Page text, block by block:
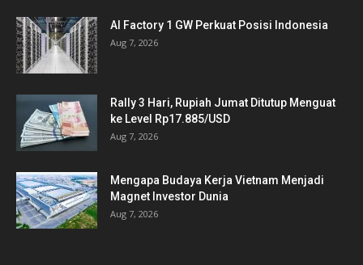
AI Factory 1 GW Perkuat Posisi Indonesia
Aug 7, 2026
Rally 3 Hari, Rupiah Jumat Ditutup Menguat
ke Level Rp17.885/USD
Aug 7, 2026
Mengapa Budaya Kerja Vietnam Menjadi
Magnet Investor Dunia
Aug 7, 2026